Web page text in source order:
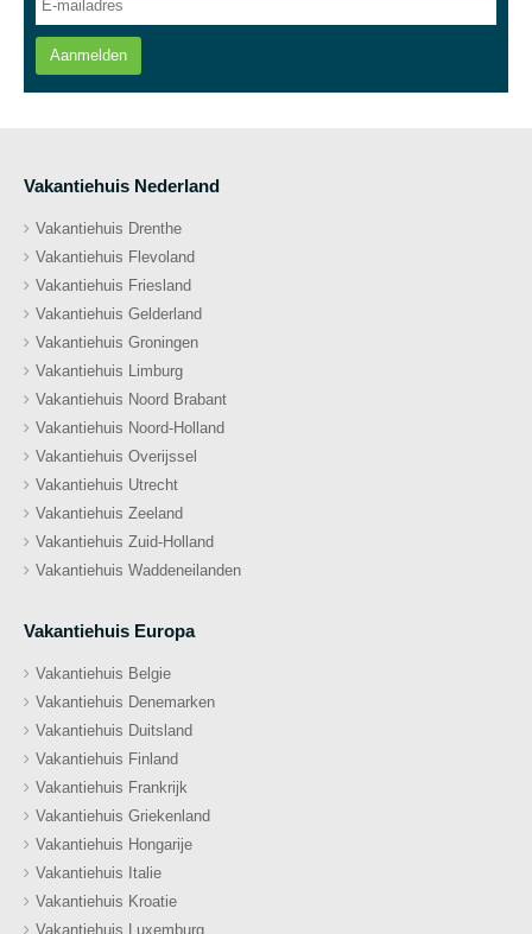
Aanmelden
Vakantiehuis Nederland
Vakantiehuis Drenthe
Vakantiehuis Flevoland
Vakantiehuis Friesland
Vakantiehuis Gelderland
Vakantiehuis Groningen
Vakantiehuis Limburg
Vakantiehuis Noord Brabant
Vakantiehuis Noord-Holland
Vakantiehuis Overijssel
Vakantiehuis Utrecht
Vakantiehuis Zeeland
Vakantiehuis Zuid-Holland
Vakantiehuis Waddeneilanden
Vakantiehuis Europa
Vakantiehuis Belgie
Vakantiehuis Denemarken
Vakantiehuis Duitsland
Vakantiehuis Finland
Vakantiehuis Frankrijk
Vakantiehuis Griekenland
Vakantiehuis Hongarije
Vakantiehuis Italie
Vakantiehuis Kroatie
Vakantiehuis Luxemburg